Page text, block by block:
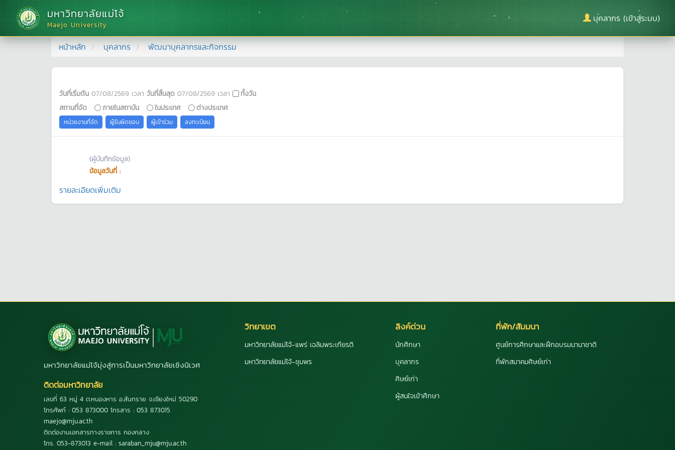
มหาวิทยาลัยแม่โจ้
Maejo University
บุคลากร (เข้าสู่ระบบ)
หน้าหลัก บุคลากร พัฒนาบุคลากรและกิจกรรม
วันที่เริ่มต้น 07/08/2569 เวลา วันที่สิ้นสุด 07/08/2569 เวลา
ทั้งวัน
สถานที่จัด
ภายในสถาบัน ในประเทศ ต่างประเทศ
หน่วยงานที่จัด ผู้รับผิดชอบ ผู้เข้าร่วม ลงทะเบียน
(ผู้บันทึกข้อมูล)
ข้อมูลวันที่ :
รายละเอียดเพิ่มเติม
มหาวิทยาลัยแม่โจ้มุ่งสู่การเป็นมหาวิทยาลัยเชิงนิเวศ
ติดต่อมหาวิทยาลัย
เลขที่ 63 หมู่ 4 ต.หนองหาร อ.สันทราย จ.เชียงใหม่ 50290
โทรศัพท์ : 053 873000 โทรสาร : 053 873015
maejo@mju.ac.th
ติดต่องานเอกสารทางราชการ กองกลาง
โทร. 053-873013 e-mail : saraban_mju@mju.ac.th
วิทยาเขต
มหาวิทยาลัยแม่โจ้-แพร่ เฉลิมพระเกียรติ
มหาวิทยาลัยแม่โจ้-ชุมพร
ลิงค์ด่วน
นักศึกษา
บุคลากร
ศิษย์เก่า
ผู้สนใจเข้าศึกษา
ที่พัก/สัมมนา
ศูนย์การศึกษาและฝึกอบรมนานาชาติ
ที่พักสมาคมศิษย์เก่า